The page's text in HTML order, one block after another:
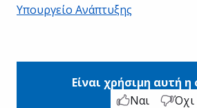
Υπουργείο Ανάπτυξης
Είναι χρήσιμη αυτή η
Ναι
Όχι